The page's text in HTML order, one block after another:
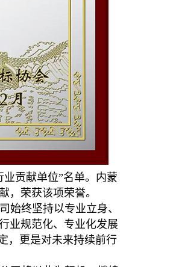
贡献单位”名单。内蒙
，荣获该项荣誉。
始终坚持以专业立身、
业规范化、专业化发展
，更是对未来持续前行